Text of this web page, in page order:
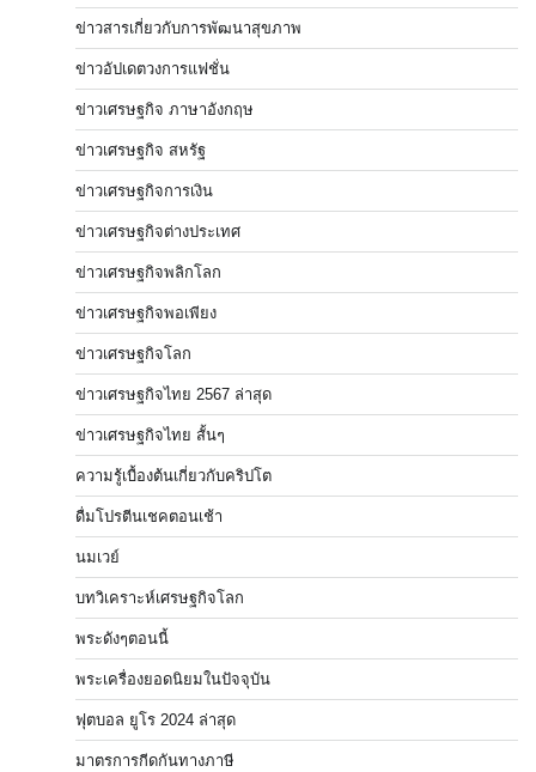
ข่าวสารเกี่ยวกับการพัฒนาสุขภาพ
ข่าวอัปเดตวงการแฟชั่น
ข่าวเศรษฐกิจ ภาษาอังกฤษ
ข่าวเศรษฐกิจ สหรัฐ
ข่าวเศรษฐกิจการเงิน
ข่าวเศรษฐกิจต่างประเทศ
ข่าวเศรษฐกิจพลิกโลก
ข่าวเศรษฐกิจพอเพียง
ข่าวเศรษฐกิจโลก
ข่าวเศรษฐกิจไทย 2567 ล่าสุด
ข่าวเศรษฐกิจไทย สั้นๆ
ความรู้เบื้องต้นเกี่ยวกับคริปโต
ดื่มโปรตีนเชคตอนเช้า
นมเวย์
บทวิเคราะห์เศรษฐกิจโลก
พระดังๆตอนนี้
พระเครื่องยอดนิยมในปัจจุบัน
ฟุตบอล ยูโร 2024 ล่าสุด
มาตรการกีดกันทางภาษี